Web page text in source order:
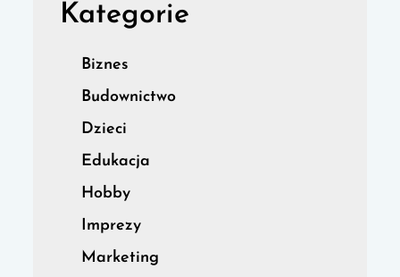
Kategorie
Biznes
Budownictwo
Dzieci
Edukacja
Hobby
Imprezy
Marketing